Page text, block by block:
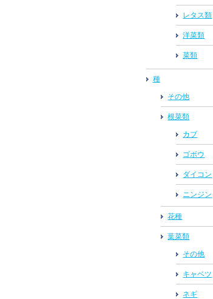
レタス類
洋菜類
菜類
種
その他
根菜類
カブ
ゴボウ
ダイコン
ニンジン
花種
葉菜類
その他
キャベツ
ネギ